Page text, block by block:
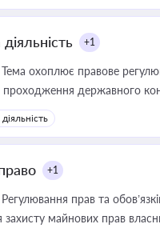
+1
Тема охоплює правове
проходження державного
+1
Регулювання прав та
майнових прав